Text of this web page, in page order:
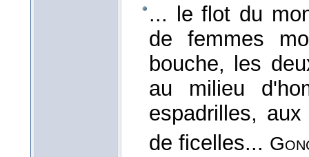
... le flot du
de femmes
bouche, les
au milieu
espadrilles,
de ficelles...